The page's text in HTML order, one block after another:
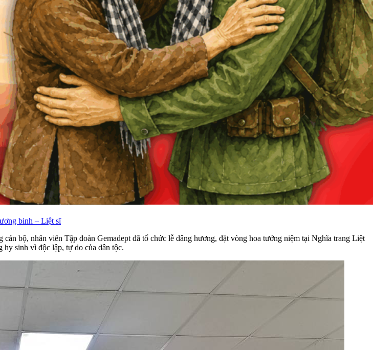
binh – Liệt sĩ
bộ, nhân viên Tập đoàn Gemadept đã tổ chức lễ dâng hương, đặt vòng hoa tưởng niệm tại Nghĩa trang Liệt
sinh vì độc lập, tự do của dân tộc.